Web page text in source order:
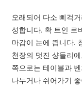
오래되어 다소 삐걱
성합니다. 확 트인 로
마감이 눈에 띕니다.
천장의 멋진 샹들리
쪽으로는 테이블과
나누거나 쉬어가기